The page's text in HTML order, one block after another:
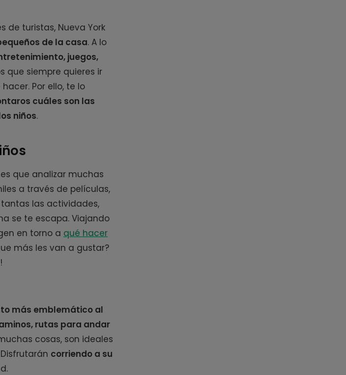
de turistas, Nueva York
de la casa. A lo
juegos,
que siempre quieres ir
Por ello, te lo
cuáles son las
niños.
que analizar muchas
a través de películas,
tantas las actividades,
se te escapa. Viajando
en torno a qué hacer
más les van a gustar?
!
más emblemático al
rutas para andar
cosas, son ideales
corriendo a su